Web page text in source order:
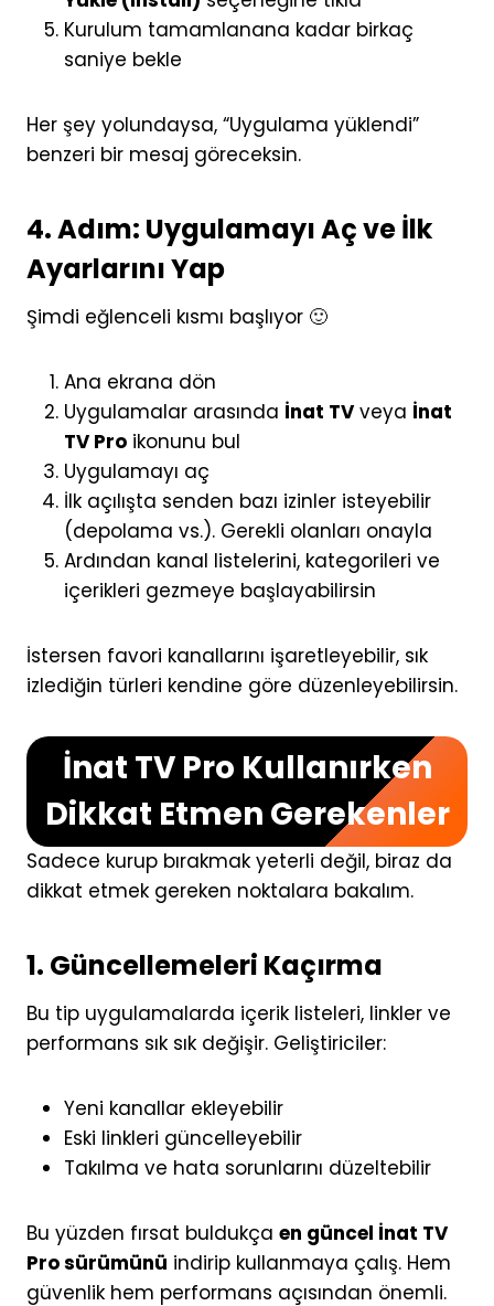
Kurulum tamamlanana kadar birkaç
saniye bekle
Her şey yolundaysa, “Uygulama yüklendi”
benzeri bir mesaj göreceksin.
4. Adım: Uygulamayı Aç ve İlk
Ayarlarını Yap
Şimdi eğlenceli kısmı başlıyor 🙂
Ana ekrana dön
Uygulamalar arasında İnat TV veya İnat
TV Pro ikonunu bul
Uygulamayı aç
İlk açılışta senden bazı izinler isteyebilir
(depolama vs.). Gerekli olanları onayla
Ardından kanal listelerini, kategorileri ve
içerikleri gezmeye başlayabilirsin
İstersen favori kanallarını işaretleyebilir, sık
izlediğin türleri kendine göre düzenleyebilirsin.
İnat TV Pro Kullanırken
Dikkat Etmen Gerekenler
Sadece kurup bırakmak yeterli değil, biraz da
dikkat etmek gereken noktalara bakalım.
1. Güncellemeleri Kaçırma
Bu tip uygulamalarda içerik listeleri, linkler ve
performans sık sık değişir. Geliştiriciler:
Yeni kanallar ekleyebilir
Eski linkleri güncelleyebilir
Takılma ve hata sorunlarını düzeltebilir
Bu yüzden fırsat buldukça en güncel İnat TV
Pro sürümünü indirip kullanmaya çalış. Hem
güvenlik hem performans açısından önemli.